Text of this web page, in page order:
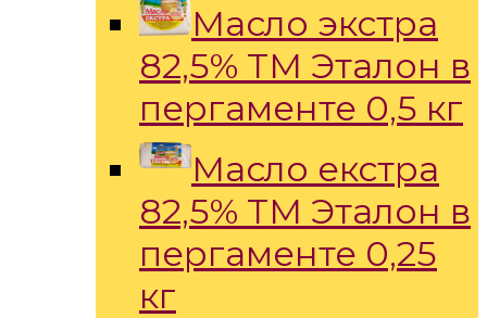
Масло экстра
82,5% ТМ Эталон в
пергаменте 0,5 кг
Масло екстра
82,5% ТМ Эталон в
пергаменте 0,25
кг